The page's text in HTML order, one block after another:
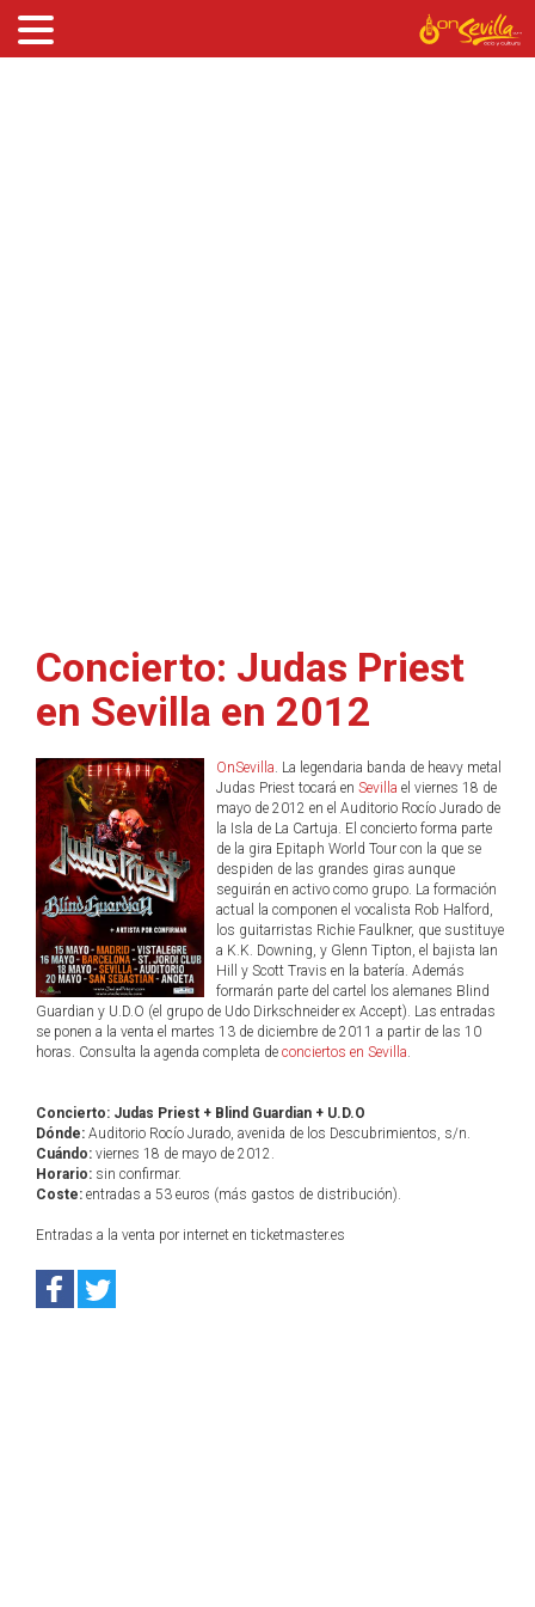
Concierto: Judas Priest
en Sevilla en 2012
OnSevilla. La legendaria banda de heavy metal
Judas Priest tocará en Sevilla el viernes 18 de
mayo de 2012 en el Auditorio Rocío Jurado de
la Isla de La Cartuja. El concierto forma parte
de la gira Epitaph World Tour con la que se
despiden de las grandes giras aunque
seguirán en activo como grupo. La formación
actual la componen el vocalista Rob Halford,
los guitarristas Richie Faulkner, que sustituye
a K.K. Downing, y Glenn Tipton, el bajista Ian
Hill y Scott Travis en la batería. Además
formarán parte del cartel los alemanes Blind
Guardian y U.D.O (el grupo de Udo Dirkschneider ex Accept). Las entradas
se ponen a la venta el martes 13 de diciembre de 2011 a partir de las 10
horas. Consulta la agenda completa de conciertos en Sevilla.
Concierto: Judas Priest + Blind Guardian + U.D.O
Dónde: Auditorio Rocío Jurado, avenida de los Descubrimientos, s/n.
Cuándo: viernes 18 de mayo de 2012.
Horario: sin confirmar.
Coste: entradas a 53 euros (más gastos de distribución).
Entradas a la venta por internet en ticketmaster.es